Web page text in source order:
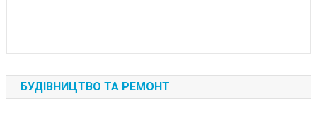
БУДІВНИЦТВО ТА РЕМОНТ